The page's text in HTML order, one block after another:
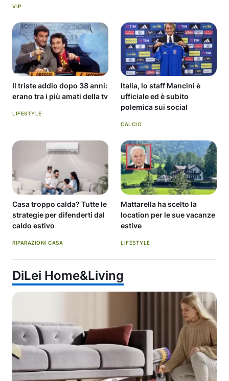
VIP
Il triste addio dopo 38 anni:
erano tra i più amati della tv
LIFESTYLE
Italia, lo staff Mancini è
ufficiale ed è subito
polemica sui social
CALCIO
Casa troppo calda? Tutte le
strategie per difenderti dal
caldo estivo
RIPARAZIONI CASA
Mattarella ha scelto la
location per le sue vacanze
estive
LIFESTYLE
DiLei Home&Living